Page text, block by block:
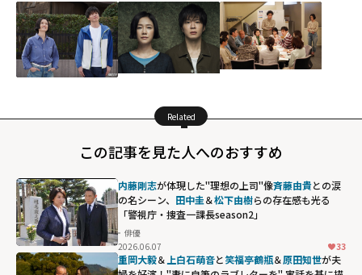
Related
この記事を見た人へのおすすめ
斉藤由貴との涙
内藤剛志が体現した"理想の上司"像――斉藤由貴との涙
の名シーン、 田中圭＆松下由樹らの存在感も光る
「警視庁・捜査一課長season2」
俳優
2026.06.07
33
重岡大毅＆ 上白石萌音と笑福亭鶴瓶＆原田知世が夫